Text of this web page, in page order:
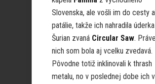
Slovenska, ale vošli im do cesty
patálie, takže ich nahradila
Šurian zvaná Circular Saw.
nich som bola aj vcelku zvedavá.
Pôvodne totiž inklinovali k thrash
metalu, no v poslednej dobe ich